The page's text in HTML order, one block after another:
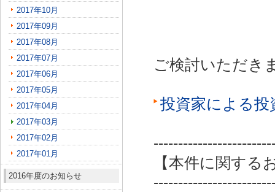
2017年10月
2017年09月
2017年08月
2017年07月
2017年06月
2017年05月
2017年04月
2017年03月
2017年02月
2017年01月
2016年度のお知らせ
ご検討いただき
投資家による
【本件に関する